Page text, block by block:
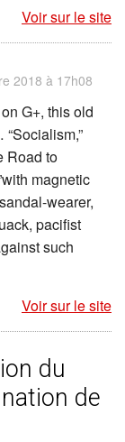
Voir sur le site
2018 à 17h08
G+, this old
Road to
magnetic
wearer,
pacifist
such
Voir sur le site
du
de